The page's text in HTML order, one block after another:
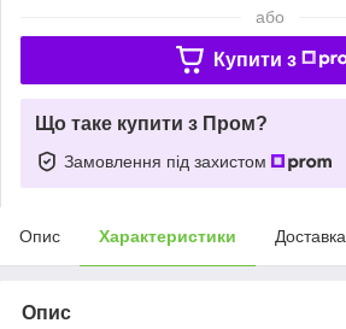
або
Купити з
Що таке купити з Пром?
Замовлення під захистом
Опис Характеристики Доставка
Опис